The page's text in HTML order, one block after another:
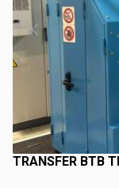
TRANSFER BTB